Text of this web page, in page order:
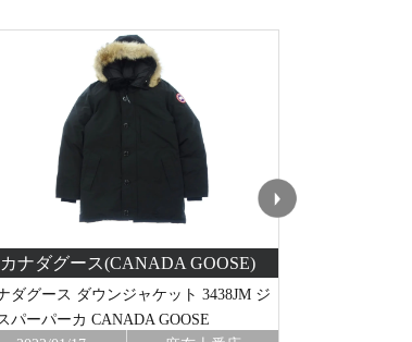
カナダグース(CANADA GOOSE)
ダグース ダウンジャケット 3438JM ジ
パーパーカ CANADA GOOSE